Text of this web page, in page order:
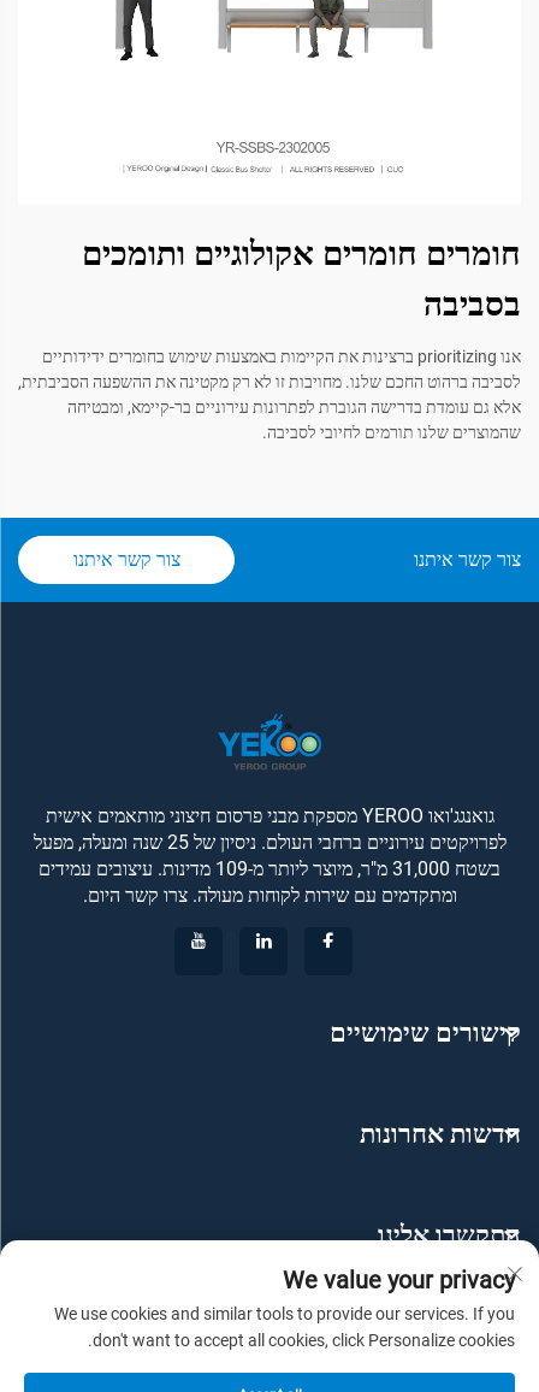
חומרים חומרים אקולוגיים ותומכים
בסביבה
אנו prioritizing ברצינות את הקיימות באמצעות שימוש בחומרים ידידותיים
לסביבה ברהוט החכם שלנו. מחויבות זו לא רק מקטינה את ההשפעה הסביבתית,
אלא גם עומדת בדרישה הגוברת לפתרונות עירוניים בר-קיימא, ומבטיחה
שהמוצרים שלנו תורמים לחיובי לסביבה.
צור קשר איתנו צור קשר איתנו
גואנגג'ואו YEROO מספקת מבני פרסום חיצוני מותאמים אישית
לפרויקטים עירוניים ברחבי העולם. ניסיון של 25 שנה ומעלה, מפעל
בשטח 31,000 מ"ר, מיוצר ליותר מ-109 מדינות. עיצובים עמידים
ומתקדמים עם שירות לקוחות מעולה. צרו קשר היום.
קישורים שימושיים
חדשות אחרונות
התקשרו אלינו
We value your privacy
We use cookies and similar tools to provide our services. If you
don't want to accept all cookies, click Personalize cookies.